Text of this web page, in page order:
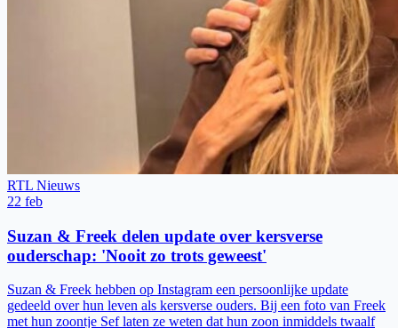
RTL Nieuws
22 feb
Suzan & Freek delen update over kersverse
ouderschap: 'Nooit zo trots geweest'
Suzan & Freek hebben op Instagram een persoonlijke update
gedeeld over hun leven als kersverse ouders. Bij een foto van Freek
met hun zoontje Sef laten ze weten dat hun zoon inmiddels twaalf